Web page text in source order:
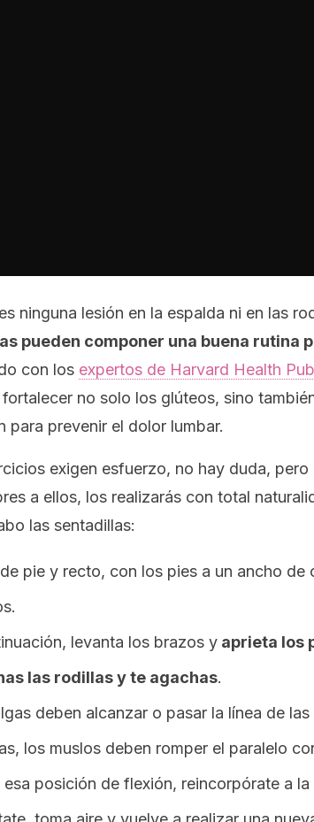
ninguna lesión en la espalda ni en las
pueden componer una buena rutina
con los expertos de Harvard Health
no solo los glúteos, sino
para prevenir el dolor lumbar.
exigen esfuerzo, no hay duda,
a ellos, los realizarás con total
las sentadillas:
pie y recto, con los pies a un ancho de
levanta los brazos y aprieta los
las rodillas y te agachas.
deben alcanzar o pasar la línea de
los muslos deben romper el paralelo
esa posición de flexión, reincorpórate a